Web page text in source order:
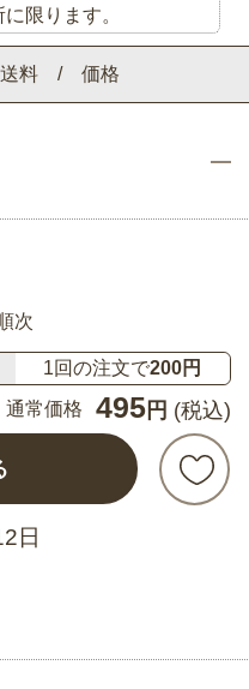
料 / 価格
次
1回の注文で200円
通常価格
495 円 (税込)
日
限ります。